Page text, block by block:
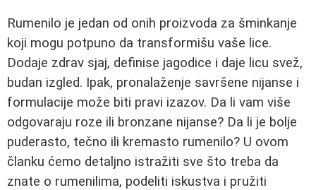
Rumenilo je jedan od onih proizvoda za šminkanje
koji mogu potpuno da transformišu vaše lice.
Dodaje zdrav sjaj, definise jagodice i daje licu svež,
budan izgled. Ipak, pronalaženje savršene nijanse i
formulacije može biti pravi izazov. Da li vam više
odgovaraju roze ili bronzane nijanse? Da li je bolje
puderasto, tečno ili kremasto rumenilo? U ovom
članku ćemo detaljno istražiti sve što treba da
znate o rumenilima, podeliti iskustva i pružiti